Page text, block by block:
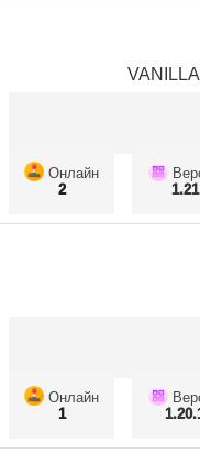
Онлайн
2
1.21
Онлайн
1